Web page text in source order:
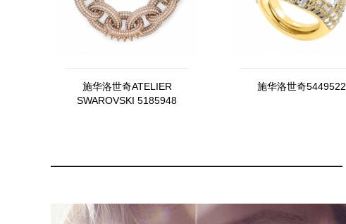
施华洛世奇ATELIER
SWAROVSKI 5185948
施华洛世奇5449522